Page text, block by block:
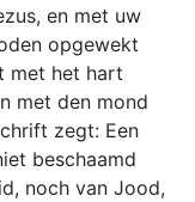
en met uw
opgewekt
met het hart
met den mond
zegt: Een
beschaamd
noch van Jood,